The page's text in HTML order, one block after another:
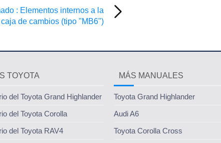
: Elementos internos a la
caja de cambios (tipo "MB6")
TOYOTA
del Toyota Grand Highlander
del Toyota Corolla
del Toyota RAV4
MÁS MANUALES
Toyota Grand Highlander
Audi A6
Toyota Corolla Cross